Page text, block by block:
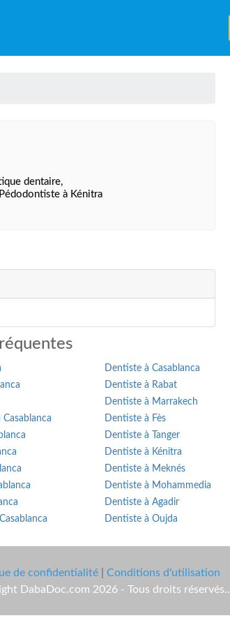
dentaire,
à Kénitra
Dentiste à Casablanca
Dentiste à Rabat
Dentiste à Marrakech
Dentiste à Fès
Dentiste à Tanger
Dentiste à Kénitra
Dentiste à Meknés
Dentiste à Mohammedia
Dentiste à Agadir
Dentiste à Oujda
de confidentialité
Conditions d'utilisation
DabaDoc.com 2026 - Tous droits réservés..